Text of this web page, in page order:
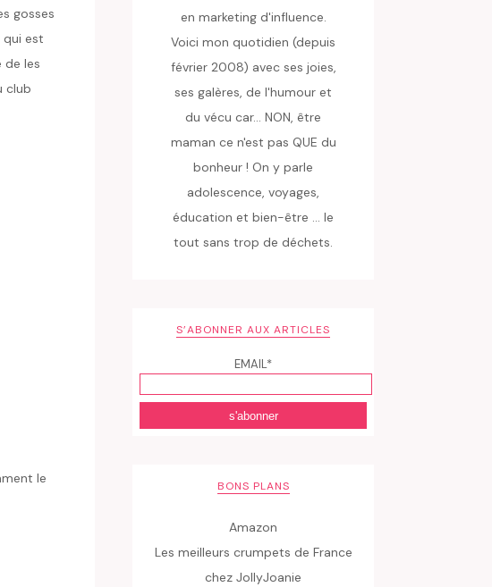
gosses
qui est
de les
club
le
en marketing d'influence.
Voici mon quotidien (depuis
février 2008) avec ses joies,
ses galères, de l'humour et
du vécu car... NON, être
maman ce n'est pas QUE du
bonheur ! On y parle
adolescence, voyages,
éducation et bien-être ... le
tout sans trop de déchets.
S’ABONNER AUX ARTICLES
EMAIL*
BONS PLANS
Amazon
Les meilleurs crumpets de France
chez JollyJoanie